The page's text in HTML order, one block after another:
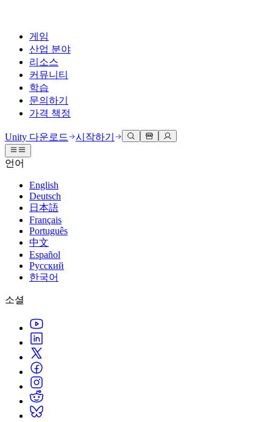
게임
산업 분야
리소스
커뮤니티
학습
문의하기
가격 책정
Unity 엔진
모든 플랫폼 위한 2D 및 3D 게임 제작
협업
팀과 함께 신속한 협업과 반복 작업을 수행하세요.
Unity 다운로드
플랜 및 가격
배포
Unity가 지원하는 25개 이상의 플랫폼을 살펴보세요.
LiveOps
출시 후 인사이트를 확인하고 라이브 게임을 운영하세요.
성장
사용자 확보
모바일 사용자를 검색하고 Acquire
3D 협업
실시간 3D 프로젝트 빌드 및 검토
몰입형 교육
몰입도 높은 환경 제작
고객 경험
인터랙티브 3D 경험 제작
산업 분야
운영 우수성 확보
리테일
상점 경험을 온라인 경험으로 전환
자동차
혁신을 가속화하고 차량 내 경험을 향상시키세요.
모든 산업 보기
기술 자료
공식 유저. '광고 지면'의 타겟 고객 매뉴얼 및 API 레퍼런스
개발자 툴
릴리스 버전 및 이슈 트래커
로드맵
예정된 기능 검토
기술 용어 라이브러리
활용 사례
실제 성공 사례
베스트 프랙티스 가이드
전문가 팁
토론
토론, 문제 해결, 소통
이벤트
글로벌 이벤트 및 현지 이벤트
커뮤니티 사례
Made with Unity
Unity 크리에이터 소개
Livestreams
Unity Awards
전 세계 Unity 크리에이터 축하
Unity Learn
무료로 Unity 기술 마스터
전문 교육
Unity 강사와 함께 팀의 역량을 강화하세요
Unity 처음 사용하시나요
시작하기
학습 시작하기
Unity 사용이 처음이신가요? 여정 시작하기
사용법 가이드
실용적인 팁 및 베스트 프랙티스
교육
학생용
커리어 시작하기
도움 받기
성공을 위한 Unity
Success 플랜
전문가 지원을 통해 더 빠르게 목표 도달률 달성
일반적인 질문에 대한 답변
문의하기
Unity 다운로드 시작하기
언어
English
Deutsch
日本語
Français
Português
中文
Español
Русский
한국어
소셜